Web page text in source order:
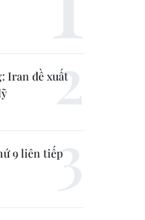
Iran đề xuất
9 liên tiếp